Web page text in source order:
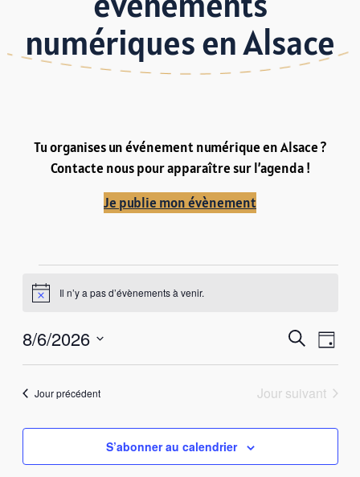
numériques en Alsace
Tu organises un événement numérique en Alsace ?
Contacte nous pour apparaître sur l’agenda !
Je publie mon évènement
Évènements
for
août
6,
2026
Notice Il n’y a pas d’évènements à venir.
et
de
vues
Recherche
de
Jour
8/6/2026
Sélectionnez
date.
Jour précédent Jour suivant
S’abonner au calendrier